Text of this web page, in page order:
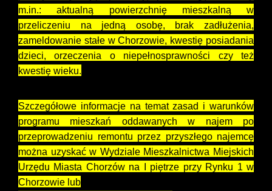
m.in.: aktualną powierzchnię mieszkalną w
przeliczeniu na jedną osobę, brak zadłużenia,
zameldowanie stałe w Chorzowie, kwestię posiadania
dzieci, orzeczenia o niepełnosprawności czy też
kwestię wieku.
Szczegółowe informacje na temat zasad i warunków
programu mieszkań oddawanych w najem po
przeprowadzeniu remontu przez przyszłego najemcę
można uzyskać w Wydziale Mieszkalnictwa Miejskich
Urzędu Miasta Chorzów na I piętrze przy Rynku 1 w
Chorzowie lub